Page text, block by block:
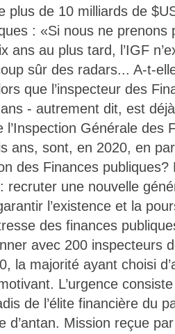
plus de 10 milliards de
: «Si nous ne prenons
ans au plus tard, l’IGF
sûr des radars... A-t-
que l’inspecteur des
- autrement dit, est
Générale des
ans, sont, en 2020, en
des Finances publiques?
recruter une nouvelle
l’existence et la
des finances
avec 200 inspecteurs
la majorité ayant choisi
L’urgence
de l’élite financière du
d’antan. Mission reçue